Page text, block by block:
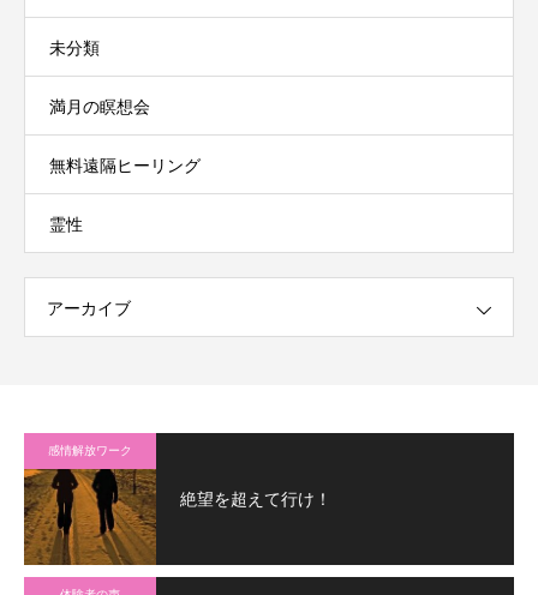
未分類
満月の瞑想会
無料遠隔ヒーリング
霊性
アーカイブ
感情解放ワーク
絶望を超えて行け！